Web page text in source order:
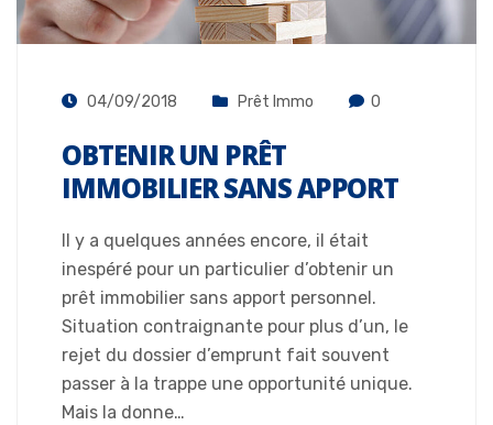
04/09/2018 Prêt Immo 0
OBTENIR UN PRÊT
IMMOBILIER SANS APPORT
Il y a quelques années encore, il était
inespéré pour un particulier d’obtenir un
prêt immobilier sans apport personnel.
Situation contraignante pour plus d’un, le
rejet du dossier d’emprunt fait souvent
passer à la trappe une opportunité unique.
Mais la donne…